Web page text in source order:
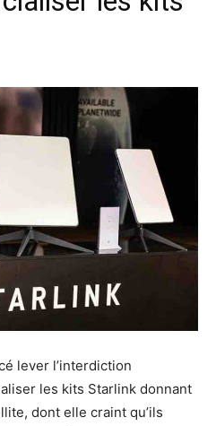
lever l’interdiction
les kits Starlink donnant
dont elle craint qu’ils